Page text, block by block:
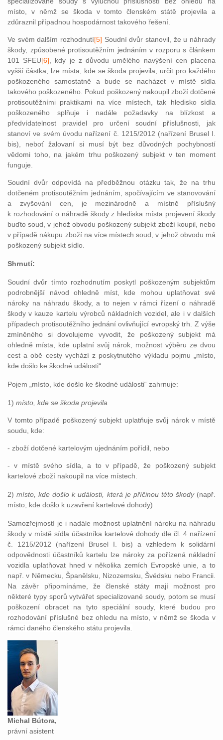
místo, v němž se škoda v tomto členském státě projevila a
zdůraznil případnou hospodárnost takového řešení.
Ve svém dalším rozhodnutí[5] Soudní dvůr stanovil, že u náhrady
škody, způsobené protisoutěžním jednáním v rozporu s článkem
101 SFEU[6] , kdy je z důvodu umělého navýšení cen placena
vyšší částka, lze místa, kde se škoda projevila, určit pro každého
poškozeného samostatně a bude se nacházet v místě sídla
takového poškozeného. Pokud poškozený nakoupil zboží dotčené
protisoutěžními praktikami na více místech, tak hledisko sídla
poškozeného splňuje i nadále požadavky na blízkost a
předvídatelnost pravidel pro určení soudní příslušnosti, jak
stanoví ve svém úvodu nařízení č. 1215/2012 (nařízení Brusel I.
bis), neboť žalovaní si musí být bez důvodných pochybností
vědomi toho, na jakém trhu poškozený subjekt v ten moment
funguje.
Soudní dvůr odpovídá na předběžnou otázku tak, že na trhu
dotčeném protisoutěžním jednáním, spočívajícím ve stanovování
a zvyšování cen, je mezinárodně a místně příslušný
k rozhodování o náhradě škody z hlediska místa projevení škody
buďto soud, v jehož obvodu poškozený subjekt zboží koupil, nebo
v případě nákupu zboží na více místech soud, v jehož obvodu má
poškozený subjekt sídlo.
Shrnutí:
Soudní dvůr tímto rozhodnutím poskytl poškozeným subjektům
podrobnější návod ohledně míst, kde mohou uplatňovat své
nároky na náhradu škody, a to nejen v rámci řízení o náhradě
škody v kauze kartelu výrobců nákladních vozidel, ale i v dalších
případech protisoutěžního jednání ovlivňující evropský trh. Z výše
zmíněného si dovolujeme vyvodit, že poškozený subjekt má
ohledně místa, kde uplatní svůj nárok, možnost výběru ze dvou
cest a obě cesty vychází z poskytnutého výkladu pojmu „místo,
kde došlo ke škodné události“.
Pojem „místo, kde došlo ke škodné události“ zahrnuje:
1) místo, kde se škoda projevila
V tomto případě poškozený subjekt uplatňuje svůj nárok v místě
soudu, kde:
- zboží dotčené kartelovým ujednáním pořídil, nebo
- v místě svého sídla, a to v případě, že poškozený subjekt
kartelové zboží nakoupil na více místech.
2) místo, kde došlo k události, která je příčinou této škody (např.
místo, kde došlo k uzavření kartelové dohody)
Samozřejmostí je i nadále možnost uplatnění nároku na náhradu
škody v místě sídla účastníka kartelové dohody dle čl. 4 nařízení
č. 1215/2012 (nařízení Brusel I. bis) a vzhledem k solidární
odpovědnosti účastníků kartelu lze nároky za pořízená nákladní
vozidla uplatňovat hned v několika zemích Evropské unie, a to
např. v Německu, Španělsku, Nizozemsku, Švédsku nebo Francii.
Na závěr připomínáme, že členské státy mají možnost pro
některé typy sporů vytvářet specializované soudy, potom se musí
poškození obracet na tyto speciální soudy, které budou pro
rozhodování příslušné bez ohledu na místo, v němž se škoda v
rámci daného členského státu projevila.
Michal Bútora,
právní asistent